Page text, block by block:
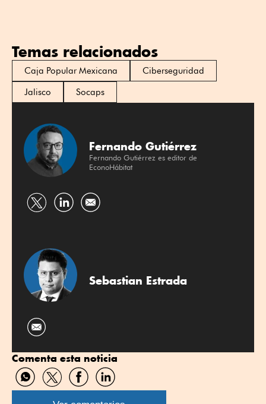
Temas relacionados
Caja Popular Mexicana
Ciberseguridad
Jalisco
Socaps
Fernando Gutiérrez
Fernando Gutiérrez es editor de
EconoHábitat
CompartirCompartir
Sebastian Estrada
Comenta esta noticia
Compartir
por
Compartir
por
Compartir
por
Compartir
por